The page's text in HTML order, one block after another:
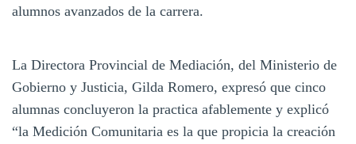
alumnos avanzados de la carrera.
La Directora Provincial de Mediación, del Ministerio de
Gobierno y Justicia, Gilda Romero, expresó que cinco
alumnas concluyeron la practica afablemente y explicó
“la Medición Comunitaria es la que propicia la creación